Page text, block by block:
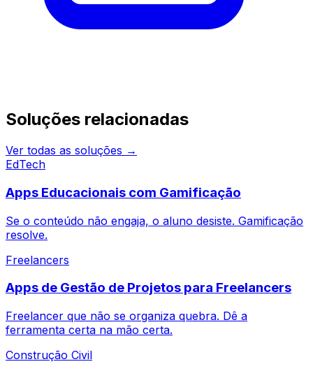
Soluções relacionadas
Ver todas as soluções →
EdTech
Apps Educacionais com Gamificação
Se o conteúdo não engaja, o aluno desiste. Gamificação
resolve.
Freelancers
Apps de Gestão de Projetos para Freelancers
Freelancer que não se organiza quebra. Dê a
ferramenta certa na mão certa.
Construção Civil